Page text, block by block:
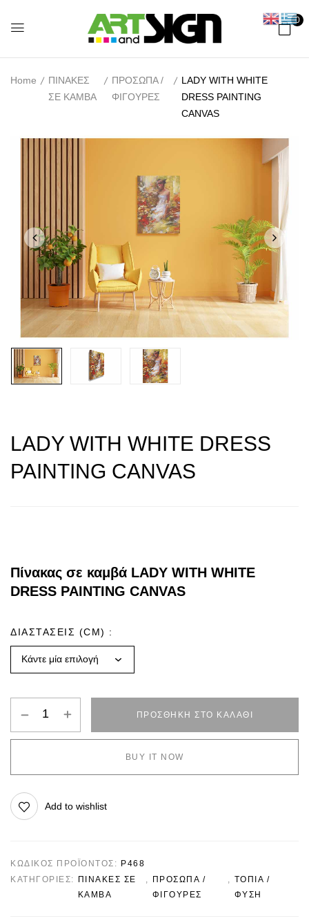
0
Home
ΠΙΝΑΚΕΣ
ΣΕ ΚΑΜΒΑ
ΠΡΟΣΩΠΑ /
ΦΙΓΟΥΡΕΣ
LADY WITH WHITE
DRESS PAINTING
CANVAS
LADY WITH WHITE DRESS
PAINTING CANVAS
Πίνακας σε καμβά LADY WITH WHITE
DRESS PAINTING CANVAS
ΔΙΑΣΤΑΣΕΙΣ (CM)
ΠΡΟΣΘΉΚΗ ΣΤΟ ΚΑΛΆΘΙ
BUY IT NOW
Add to wishlist
ΚΩΔΙΚΌΣ ΠΡΟΪΌΝΤΟΣ: P468
ΚΑΤΗΓΟΡΊΕΣ: ΠΙΝΑΚΕΣ ΣΕ
ΚΑΜΒΑ
ΠΡΟΣΩΠΑ /
ΦΙΓΟΥΡΕΣ
ΤΟΠΙΑ /
ΦΥΣΗ